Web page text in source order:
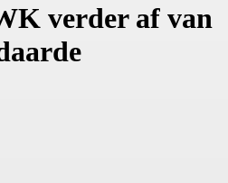
verder af van